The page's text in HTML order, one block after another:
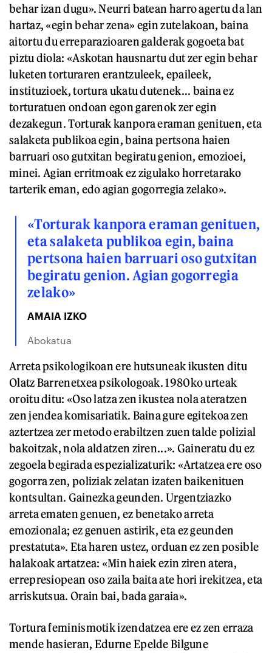
behar izan dugu». Neurri batean harro agertu da lan
hartaz, «egin behar zena» egin zutelakoan, baina
aitortu du erreparazioaren galderak gogoeta bat
piztu diola: «Askotan hausnartu dut zer egin behar
luketen torturaren erantzuleek, epaileek,
instituzioek, tortura ukatu dutenek... baina ez
torturatuen ondoan egon garenok zer egin
dezakegun. Torturak kanpora eraman genituen, eta
salaketa publikoa egin, baina pertsona haien
barruari oso gutxitan begiratu genion, emozioei,
minei. Agian erritmoak ez zigulako horretarako
tarterik eman, edo agian gogorregia zelako».
«Torturak kanpora eraman genituen,
eta salaketa publikoa egin, baina
pertsona haien barruari oso gutxitan
begiratu genion. Agian gogorregia
zelako»
AMAIA IZKO
Abokatua
Arreta psikologikoan ere hutsuneak ikusten ditu
Olatz Barrenetxea psikologoak. 1980ko urteak
oroitu ditu: «Oso latza zen ikustea nola ateratzen
zen jendea komisariatik. Baina gure egitekoa zen
aztertzea zer metodo erabiltzen zuen talde polizial
bakoitzak, nola aldatzen ziren...». Gaineratu du ez
zegoela begirada espezializaturik: «Artatzea ere oso
gogorra zen, poliziak zelatan izaten baikenituen
kontsultan. Gainezka geunden. Urgentziazko
arreta ematen genuen, ez benetako arreta
emozionala; ez genuen astirik, eta ez geunden
prestatuta». Eta haren ustez, orduan ez zen posible
halakoak artatzea: «Min haiek ezin ziren atera,
errepresiopean oso zaila baita ate hori irekitzea, eta
arriskutsua. Orain bai, bada garaia».
Tortura feminismotik izendatzea ere ez zen erraza
mende hasieran, Edurne Epelde Bilgune